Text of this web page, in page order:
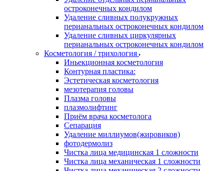
остроконечных кондилом
Удаление сливных полукружных
перианальных остроконечных кондилом
Удаление сливных циркулярных
перианальных остроконечных кондилом
Косметология / трихология
Иньекционная косметология
Контурная пластика:
Эстетическая косметология
мезотерапия головы
Плазма головы
плазмолифтинг
Приём врача косметолога
Сепарация
Удаление миллиумов(жировиков)
фотодермолиз
Чистка лица медицинская 1 сложности
Чистка лица механическая 1 сложности